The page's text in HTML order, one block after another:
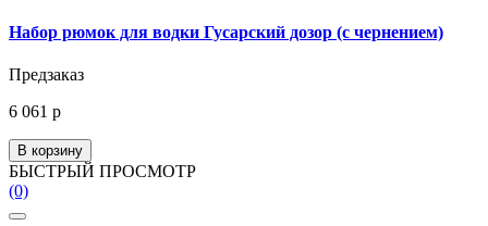
Набор рюмок для водки Гусарский дозор (с чернением)
Предзаказ
6 061 р
В корзину
БЫСТРЫЙ ПРОСМОТР
(0)